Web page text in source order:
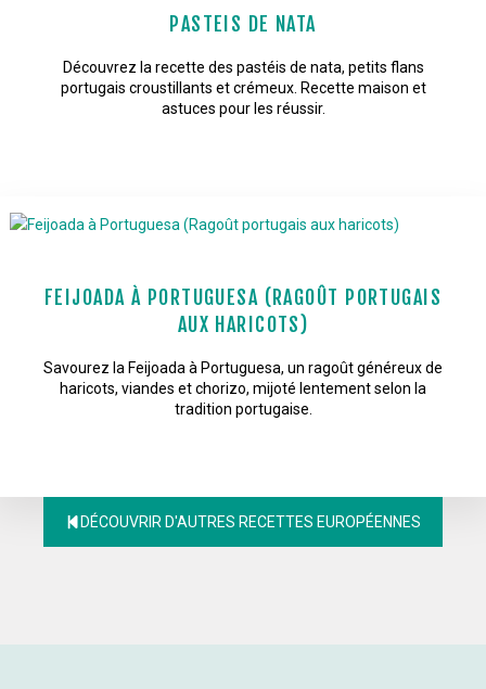
PASTEIS DE NATA
Découvrez la recette des pastéis de nata, petits flans
portugais croustillants et crémeux. Recette maison et
astuces pour les réussir.
FEIJOADA À PORTUGUESA (RAGOÛT PORTUGAIS
AUX HARICOTS)
Savourez la Feijoada à Portuguesa, un ragoût généreux de
haricots, viandes et chorizo, mijoté lentement selon la
tradition portugaise.
DÉCOUVRIR D'AUTRES RECETTES EUROPÉENNES